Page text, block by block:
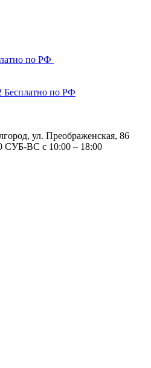
по РФ
Бесплатно по РФ
ул. Преображенская, 86
СУБ-ВС с 10:00 – 18:00